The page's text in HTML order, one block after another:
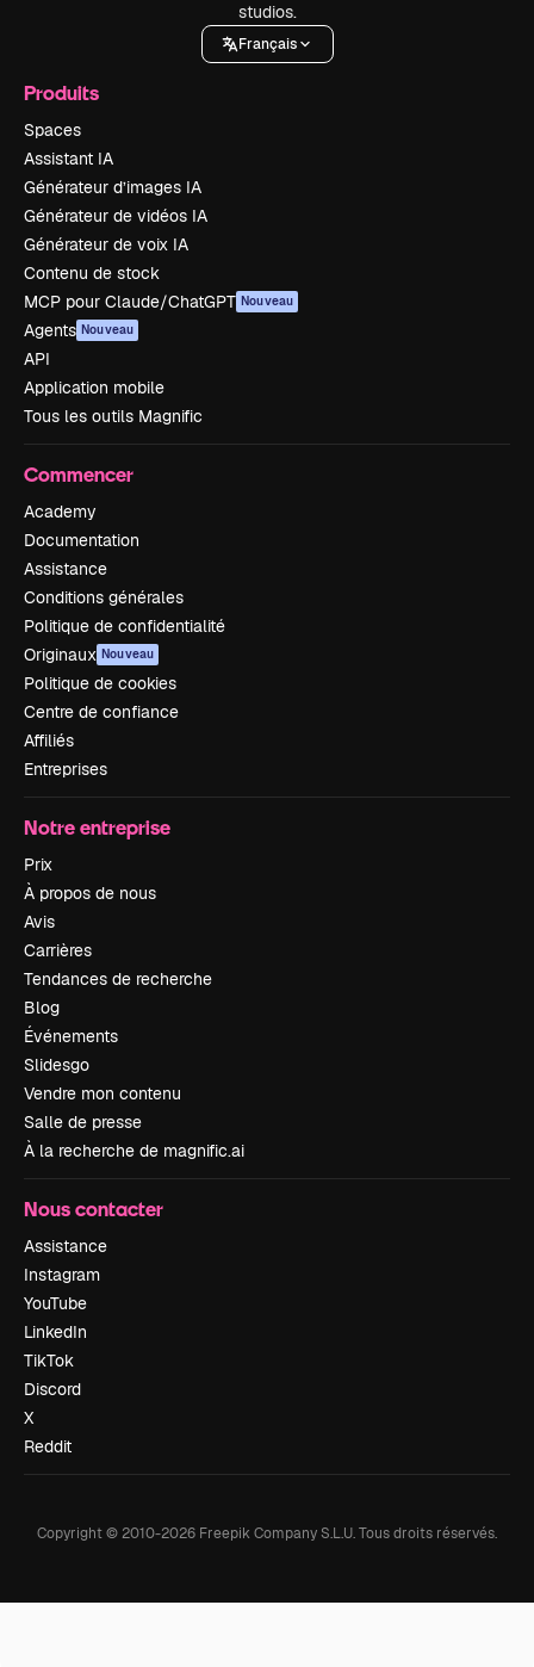
studios.
Français
Produits
Spaces
Assistant IA
Générateur d’images IA
Générateur de vidéos IA
Générateur de voix IA
Contenu de stock
MCP pour Claude/ChatGPT Nouveau
Agents Nouveau
API
Application mobile
Tous les outils Magnific
Commencer
Academy
Documentation
Assistance
Conditions générales
Politique de confidentialité
Originaux Nouveau
Politique de cookies
Centre de confiance
Affiliés
Entreprises
Notre entreprise
Prix
À propos de nous
Avis
Carrières
Tendances de recherche
Blog
Événements
Slidesgo
Vendre mon contenu
Salle de presse
À la recherche de magnific.ai
Nous contacter
Assistance
Instagram
YouTube
LinkedIn
TikTok
Discord
X
Reddit
Copyright © 2010-2026 Freepik Company S.L.U.Tous droits réservés.